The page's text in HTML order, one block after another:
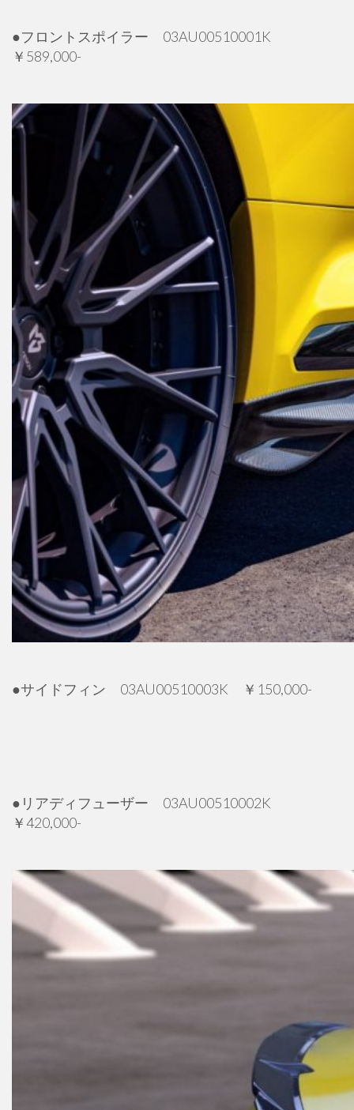
●フロントスポイラー 03AU00510001K
￥589,000-
●サイドフィン 03AU00510003K ￥150,000-
●リアディフューザー 03AU00510002K
￥420,000-